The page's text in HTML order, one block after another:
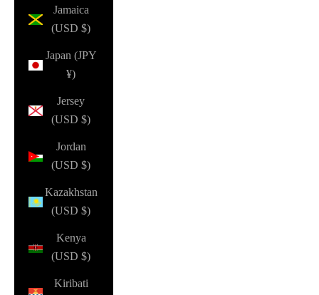
Jamaica
(USD $)
Japan (JPY
¥)
Jersey
(USD $)
Jordan
(USD $)
Kazakhstan
(USD $)
Kenya
(USD $)
Kiribati